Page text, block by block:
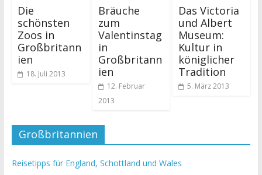
Die
schönsten
Zoos in
Großbritann
ien
18. Juli 2013
Bräuche
zum
Valentinstag
in
Großbritann
ien
12. Februar
2013
Das Victoria
und Albert
Museum:
Kultur in
königlicher
Tradition
5. März 2013
Großbritannien
Reisetipps für England, Schottland und Wales